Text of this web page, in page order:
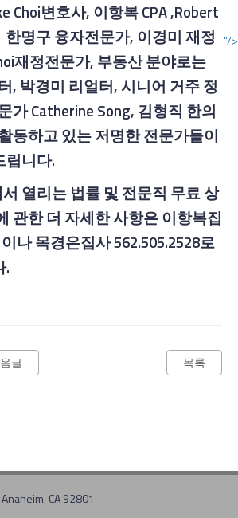
"/>
Choi변호사, 이항복 CPA ,Robert
한명구 융자전문가, 이경미 재정
재정전문가, 부동산 분야로는
, 박경미 리얼터, 시니어 거주 정
가 Catherine Song, 김형직 한의
동하고 있는 저명한 전문가들이
립니다.
열리는 법률 및 전문직 무료 상
관한 더 자세한 사항은 이항복집
나 목경은집사 562.505.2528로
.
글 목록
CA 92801